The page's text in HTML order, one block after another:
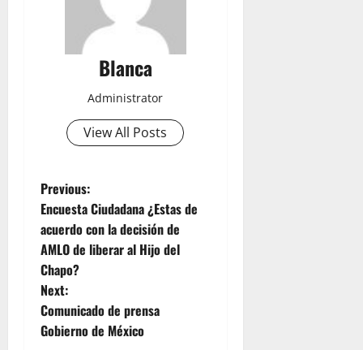
Blanca
Administrator
View All Posts
P
o
s
t
n
Previous:
Encuesta Ciudadana ¿Estas de
acuerdo con la decisión de
AMLO de liberar al Hijo del
Chapo?
Next:
Comunicado de prensa
Gobierno de México